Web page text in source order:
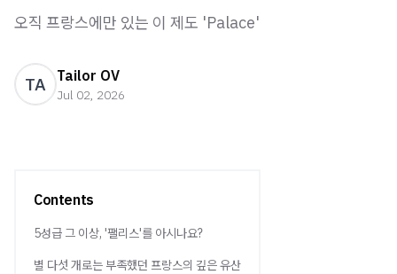
오직 프랑스에만 있는 이 제도 'Palace'
TA Tailor OV
Jul 02, 2026
Contents
5성급 그 이상, '팰리스'를 아시나요?
별 다섯 개로는 부족했던 프랑스의 깊은 유산